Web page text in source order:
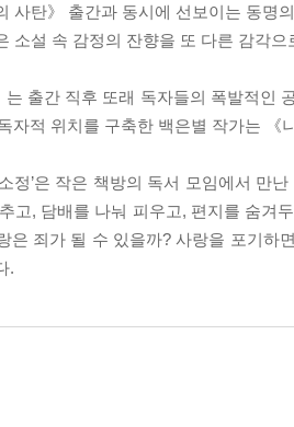
사탄》 출간과 동시에 선보이는 동명
소설 속 감정의 잔향을 또 다른 감각
는 출간 직후 또래 독자들의 폭발적인
자적 위치를 구축한 백은별 작가는
정’은 작은 책방의 독서 모임에서 만
고, 담배를 나눠 피우고, 편지를 숨겨
은 죄가 될 수 있을까? 사랑을 포기하
.